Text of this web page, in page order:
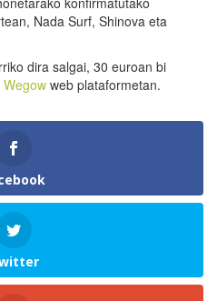
Nada Surf, Shinova eta
dira salgai, 30 euroan bi
Wegow web plataformetan.